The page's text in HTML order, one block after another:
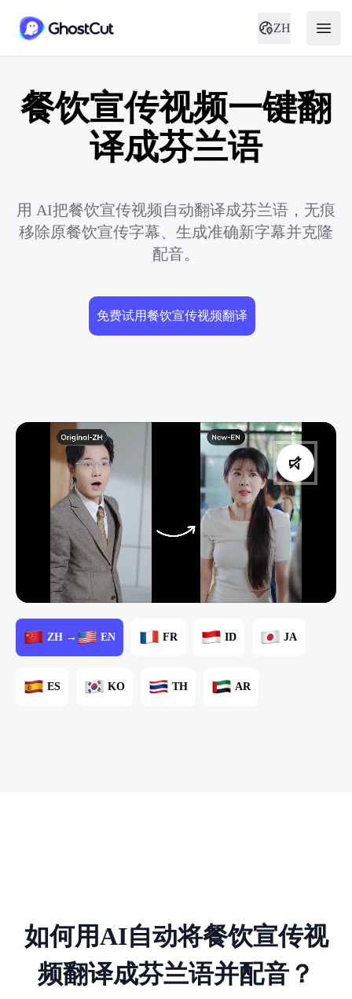
ZH
餐饮宣传视频一键翻
译成芬兰语
用 AI把餐饮宣传视频自动翻译成芬兰语，无痕
移除原餐饮宣传字幕、生成准确新字幕并克隆
配音。
免费试用餐饮宣传视频翻译
ZH → EN FR ID JA
ES KO TH AR
如何用AI自动将餐饮宣传视
频翻译成芬兰语并配音？